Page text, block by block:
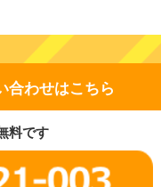
合わせはこちら
料です